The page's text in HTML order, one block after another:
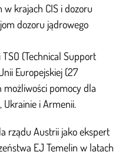
krajach CIS i dozoru
dozoru jądrowego
(Technical Support
Europejskiej (27
możliwości pomocy dla
Ukrainie i Armenii.
rządu Austrii jako ekspert
EJ Temelin w latach